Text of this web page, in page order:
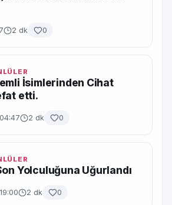
2 dk 0
İsimlerinden Cihat
etti.
2 dk 0
Yolculuğuna Uğurlandı
2 dk 0